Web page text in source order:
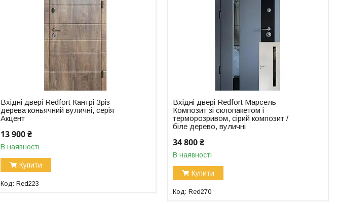
Вхідні двері Redfort Кантрі Зріз
дерева коньячний вуличні, серія
Акцент
13 900 ₴
В наявності
Купити
Red223
Вхідні двері Redfort Марсель
Композит зі склопакетом і
терморозривом, сірий композит /
біле дерево, вуличні
34 800 ₴
В наявності
Купити
Red270